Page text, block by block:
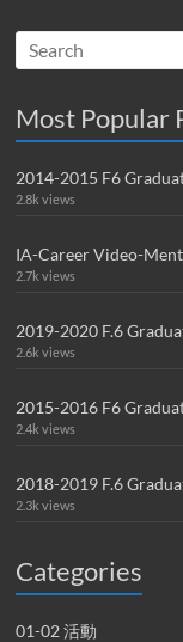
Most Popular
2014-2015 F6
2.8k views
IA-Career Video-
2.7k views
2019-2020 F.6
2.6k views
2015-2016 F6
2.4k views
2018-2019 F.6
2.3k views
Categories
01-02 活動